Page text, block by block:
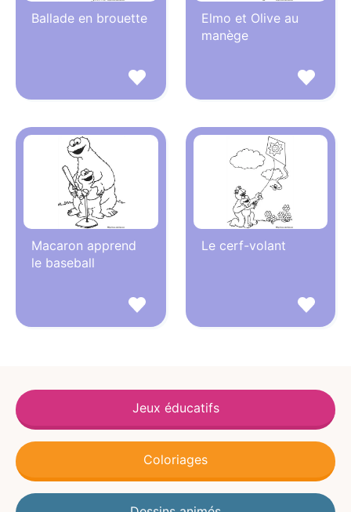
Ballade en brouette
Elmo et Olive au
manège
Macaron apprend
le baseball
Le cerf-volant
Jeux éducatifs
Coloriages